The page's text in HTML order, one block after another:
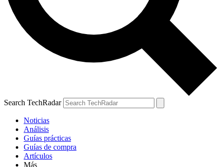
Search TechRadar
Noticias
Análisis
Guías prácticas
Guías de compra
Artículos
Más